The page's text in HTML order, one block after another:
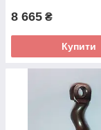
8 665 ₴
Купити